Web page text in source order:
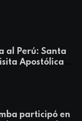
al Perú: Santa
Apostólica
participó en